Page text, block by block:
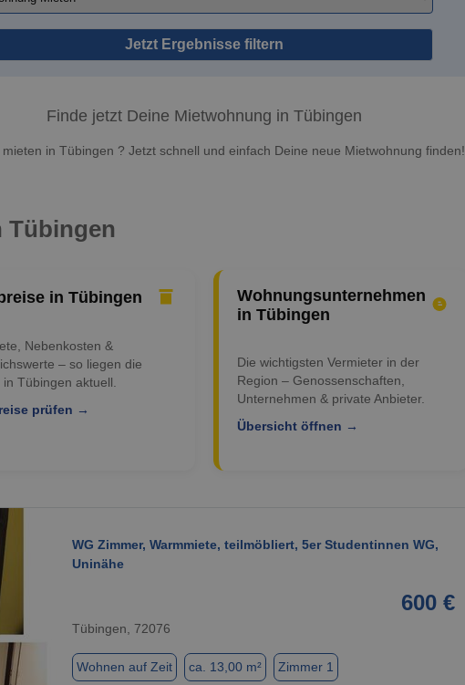
Jetzt Ergebnisse filtern
Finde jetzt Deine Mietwohnung in Tübingen
in Tübingen ? Jetzt schnell und einfach Deine neue Mietwohnung finden!
Tübingen
in Tübingen
Nebenkosten &
– so liegen die
Tübingen aktuell.
prüfen →
Wohnungsunternehmen
in Tübingen
Die wichtigsten Vermieter in der
Region – Genossenschaften,
Unternehmen & private Anbieter.
Übersicht öffnen →
WG Zimmer, Warmmiete, teilmöbliert, 5er Studentinnen WG,
Uninähe
600 €
Tübingen, 72076
Wohnen auf Zeit ca. 13,00 m² Zimmer 1